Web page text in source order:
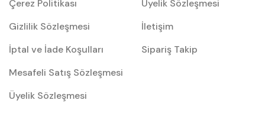
Çerez Politikası
Gizlilik Sözleşmesi
İptal ve İade Koşulları
Mesafeli Satış Sözleşmesi
Üyelik Sözleşmesi
Üyelik Sözleşmesi
İletişim
Sipariş Takip